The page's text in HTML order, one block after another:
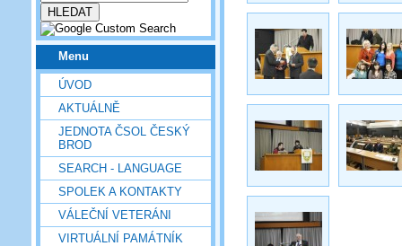
Menu
ÚVOD
AKTUÁLNĚ
JEDNOTA ČSOL ČESKÝ
BROD
SEARCH - LANGUAGE
SPOLEK A KONTAKTY
VÁLEČNÍ VETERÁNI
VIRTUÁLNÍ PAMÁTNÍK